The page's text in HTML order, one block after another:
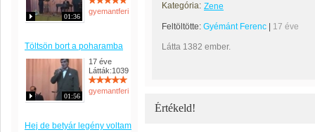
01:36
gyemantferi
Töltsön bort a poharamba
01:56
17 éve
Látták:1039
gyemantferi
Hej de betyár legény voltam
Kategória: Zene
Feltöltötte: Gyémánt Ferenc 17 éve
Látta 1382 ember.
Értékeld!